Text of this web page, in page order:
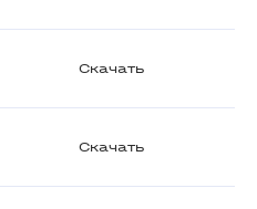
Скачать
Скачать